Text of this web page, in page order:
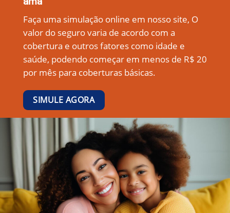
Faça uma simulação online em nosso site, O
valor do seguro varia de acordo com a
cobertura e outros fatores como idade e
saúde, podendo começar em menos de R$ 20
por mês para coberturas básicas.
SIMULE AGORA